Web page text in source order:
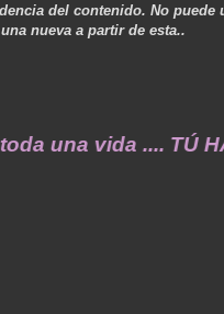
del contenido. No puede
nueva a partir de esta..
.... TÚ HACES